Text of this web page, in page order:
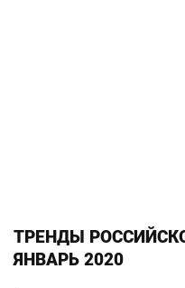
ТРЕНДЫ
ЯНВАРЬ 2020